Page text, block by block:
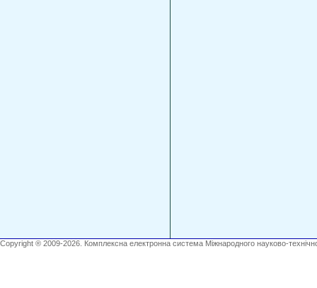
Copyright ® 2009-2026. Комплексна електронна система Міжнародного науково-